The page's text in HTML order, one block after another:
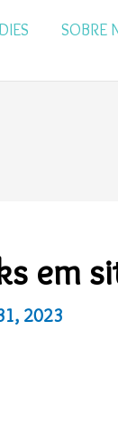
SOBRE
em
2023